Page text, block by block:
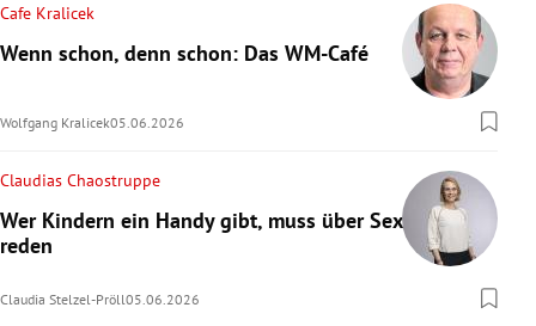
Cafe Kralicek
Wenn schon, denn schon: Das WM-Café
Wolfgang Kralicek05.06.2026
Claudias Chaostruppe
Wer Kindern ein Handy gibt, muss über Sex
reden
Claudia Stelzel-Pröll05.06.2026